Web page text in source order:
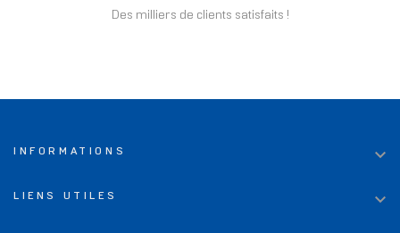
Des milliers de clients satisfaits !
INFORMATIONS 
LIENS UTILES 